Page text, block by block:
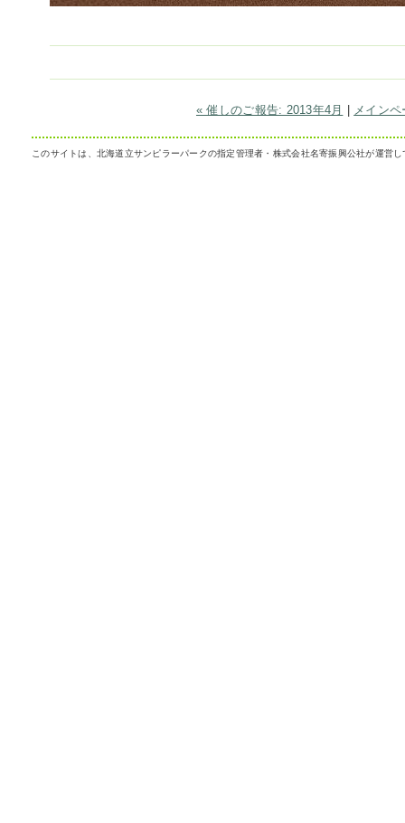
« 催しのご報告: 2013年4月 | メインペ
このサイトは、北海道立サンピラーパークの指定管理者・株式会社名寄振興公社が運営